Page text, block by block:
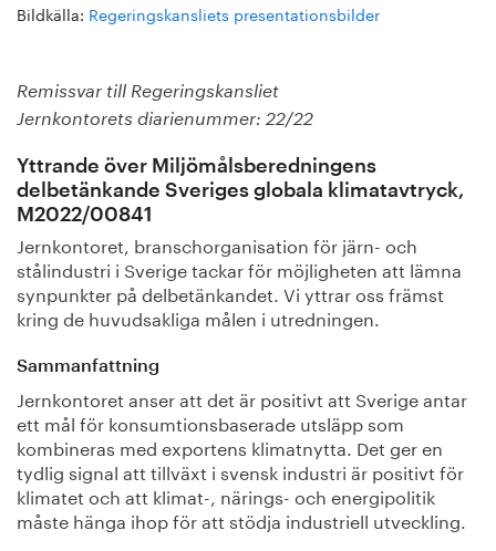
Bildkälla: Regeringskansliets presentationsbilder
Remissvar till Regeringskansliet
Jernkontorets diarienummer: 22/22
Yttrande över Miljömålsberedningens
delbetänkande Sveriges globala klimatavtryck,
M2022/00841
Jernkontoret, branschorganisation för järn- och
stålindustri i Sverige tackar för möjligheten att lämna
synpunkter på delbetänkandet. Vi yttrar oss främst
kring de huvudsakliga målen i utredningen.
Sammanfattning
Jernkontoret anser att det är positivt att Sverige antar
ett mål för konsumtionsbaserade utsläpp som
kombineras med exportens klimatnytta. Det ger en
tydlig signal att tillväxt i svensk industri är positivt för
klimatet och att klimat-, närings- och energipolitik
måste hänga ihop för att stödja industriell utveckling.